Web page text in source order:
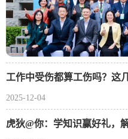
工作中受伤都算工伤吗？这
2025-12-04
虎狄@你：学知识赢好礼，